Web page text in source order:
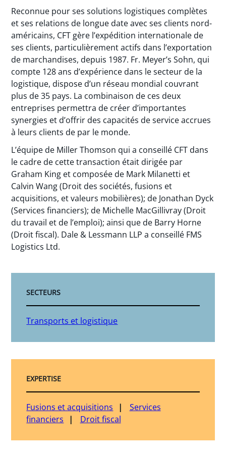
Reconnue pour ses solutions logistiques complètes
et ses relations de longue date avec ses clients nord-
américains, CFT gère l’expédition internationale de
ses clients, particulièrement actifs dans l’exportation
de marchandises, depuis 1987. Fr. Meyer’s Sohn, qui
compte 128 ans d’expérience dans le secteur de la
logistique, dispose d’un réseau mondial couvrant
plus de 35 pays. La combinaison de ces deux
entreprises permettra de créer d’importantes
synergies et d’offrir des capacités de service accrues
à leurs clients de par le monde.
L’équipe de Miller Thomson qui a conseillé CFT dans
le cadre de cette transaction était dirigée par
Graham King et composée de Mark Milanetti et
Calvin Wang (Droit des sociétés, fusions et
acquisitions, et valeurs mobilières); de Jonathan Dyck
(Services financiers); de Michelle MacGillivray (Droit
du travail et de l’emploi); ainsi que de Barry Horne
(Droit fiscal). Dale & Lessmann LLP a conseillé FMS
Logistics Ltd.
SECTEURS
Transports et logistique
EXPERTISE
Fusions et acquisitions
Services
financiers
Droit fiscal